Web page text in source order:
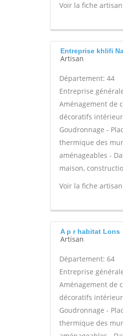
Voir la fiche
Entreprise khlifi
Artisan
Département: 44
Entreprise
Aménagement de
décoratifs
Goudronnage -
thermique des
aménageables -
maison,
Voir la fiche
A p r habitat Lons
Artisan
Département: 64
Entreprise
Aménagement de
décoratifs
Goudronnage -
thermique des